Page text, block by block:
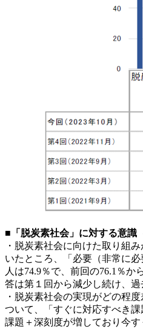
■「脱炭素社会」に対する意識
・脱炭素社会に向けた取り組
いたところ、「必要（非常に
人は74.9％で、前回の76.1％か
答は第１回から減少し続け、過
・脱炭素社会の実現がどの程
ついて、「すぐに対応すべき
課題＋深刻度が増しており今